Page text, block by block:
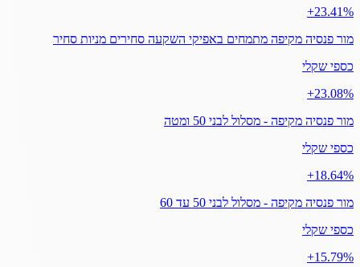
‎+23.41%
מור פנסיה מקיפה מתמחים באפיקי השקעה סחירים מניות סחיר
כספי שקלי
‎+23.08%
מור פנסיה מקיפה - מסלול לבני 50 ומטה
כספי שקלי
‎+18.64%
מור פנסיה מקיפה - מסלול לבני 50 עד 60
כספי שקלי
‎+15.79%